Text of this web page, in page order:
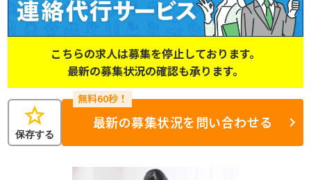
こちらの求人は募集を停止しております。
最新の募集状況の確認も承ります。
star
保存する
最新の募集状況を問い合わせる